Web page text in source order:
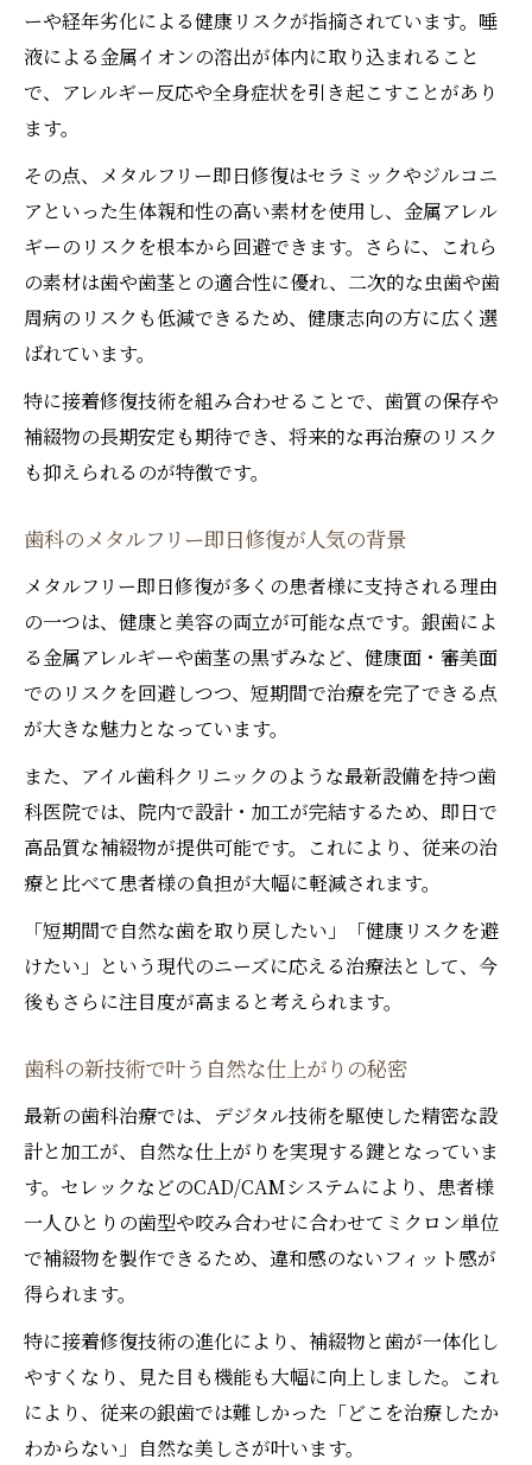
ーや経年劣化による健康リスクが指摘されています。唾
液による金属イオンの溶出が体内に取り込まれること
で、アレルギー反応や全身症状を引き起こすことがあり
ます。
その点、メタルフリー即日修復はセラミックやジルコニ
アといった生体親和性の高い素材を使用し、金属アレル
ギーのリスクを根本から回避できます。さらに、これら
の素材は歯や歯茎との適合性に優れ、二次的な虫歯や歯
周病のリスクも低減できるため、健康志向の方に広く選
ばれています。
特に接着修復技術を組み合わせることで、歯質の保存や
補綴物の長期安定も期待でき、将来的な再治療のリスク
も抑えられるのが特徴です。
歯科のメタルフリー即日修復が人気の背景
メタルフリー即日修復が多くの患者様に支持される理由
の一つは、健康と美容の両立が可能な点です。銀歯によ
る金属アレルギーや歯茎の黒ずみなど、健康面・審美面
でのリスクを回避しつつ、短期間で治療を完了できる点
が大きな魅力となっています。
また、アイル歯科クリニックのような最新設備を持つ歯
科医院では、院内で設計・加工が完結するため、即日で
高品質な補綴物が提供可能です。これにより、従来の治
療と比べて患者様の負担が大幅に軽減されます。
「短期間で自然な歯を取り戻したい」「健康リスクを避
けたい」という現代のニーズに応える治療法として、今
後もさらに注目度が高まると考えられます。
歯科の新技術で叶う自然な仕上がりの秘密
最新の歯科治療では、デジタル技術を駆使した精密な設
計と加工が、自然な仕上がりを実現する鍵となっていま
す。セレックなどのCAD/CAMシステムにより、患者様
一人ひとりの歯型や咬み合わせに合わせてミクロン単位
で補綴物を製作できるため、違和感のないフィット感が
得られます。
特に接着修復技術の進化により、補綴物と歯が一体化し
やすくなり、見た目も機能も大幅に向上しました。これ
により、従来の銀歯では難しかった「どこを治療したか
わからない」自然な美しさが叶います。